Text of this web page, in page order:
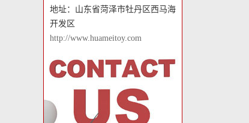
地址：山东省菏泽市牡丹区西马海
开发区
http://www.huameitoy.com